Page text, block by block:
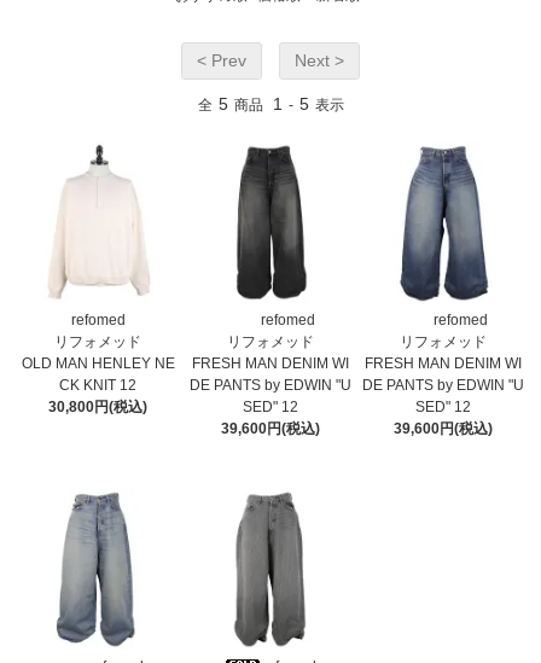
< Prev Next >
全 5 商品 1 - 5 表示
refomed
リフォメッド
OLD MAN HENLEY NE
CK KNIT 12
30,800円(税込)
refomed
リフォメッド
FRESH MAN DENIM WI
DE PANTS by EDWIN "U
SED" 12
39,600円(税込)
refomed
リフォメッド
FRESH MAN DENIM WI
DE PANTS by EDWIN "U
SED" 12
39,600円(税込)